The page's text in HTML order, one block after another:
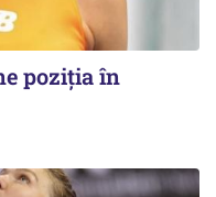
poziția în